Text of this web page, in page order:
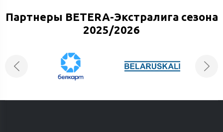
Партнеры BETERA-Экстралига сезона
2025/2026